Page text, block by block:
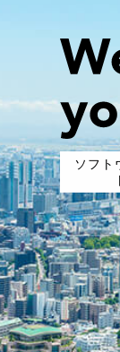
ソフト